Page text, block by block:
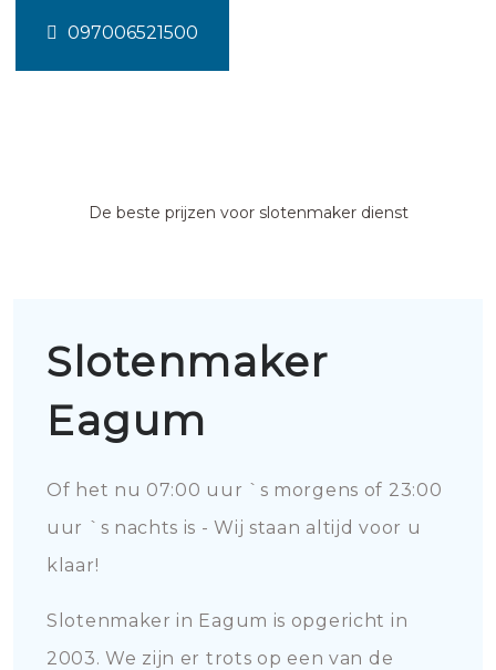
097006521500
De beste prijzen voor slotenmaker dienst
Slotenmaker
Eagum
Of het nu 07:00 uur `s morgens of 23:00
uur `s nachts is - Wij staan altijd voor u
klaar!
Slotenmaker in Eagum is opgericht in
2003. We zijn er trots op een van de